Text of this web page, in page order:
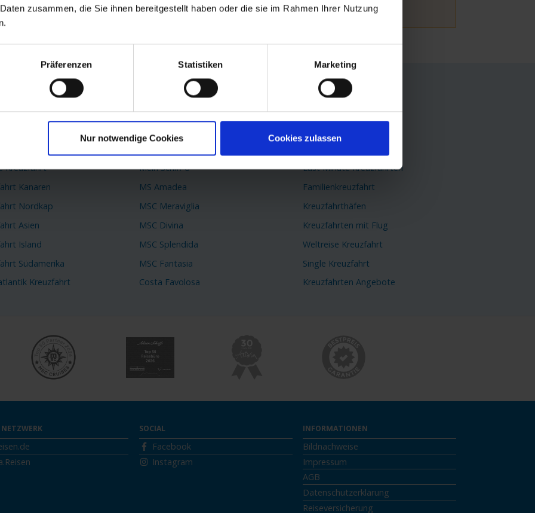
zusammen, die Sie ihnen bereitgestellt haben oder die sie im Rahmen Ihrer Nutzung
Präferenzen Statistiken Marketing
Nur notwendige Cookies Cookies zulassen
Reiseziele
Kreuzfahrt
Kreuzfahrt
Kanaren
Nordkap
Asien
Island
Südamerika
Kreuzfahrt
TOP Schiffe
AIDAprima
Mein Schiff 6
MS Amadea
MSC Meraviglia
MSC Divina
MSC Splendida
MSC Fantasia
Costa Favolosa
TOP Themen
Flusskreuzfahrten
Last Minute Kreuzfahrten
Familienkreuzfahrt
Kreuzfahrthäfen
Kreuzfahrten mit Flug
Weltreise Kreuzfahrt
Single Kreuzfahrt
Kreuzfahrten Angebote
NETZWERK SOCIAL
Facebook
Instagram
INFORMATIONEN
Bildnachweise
Impressum
AGB
Datenschutzerklärung
Reiseversicherung